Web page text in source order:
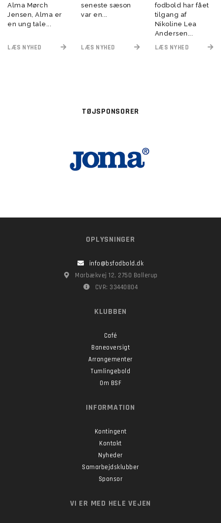
Alma Mørch
Jensen, Alma er
en ung tale...
LÆS NYHED
seneste sæson
var en...
LÆS NYHED
fodbold har fået
tilgang af
Nikoline Lea
Andersen...
LÆS NYHED
TØJSPONSORER
OPLYSNINGER
info@bsfodbold.dk
Marbækvej 12, 2750 Ballerup
CVR: 33440804
KLUBBEN
Café
Baneoversigt
Arrangementer
Tumlingebold
Om BSF
INFORMATION
Kontingent
Kontakt
Nyheder
Samarbejdsklubber
Sponsor
VI ER MED HELE VEJEN